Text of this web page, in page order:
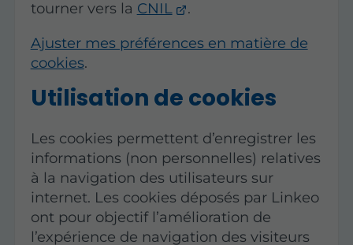
tourner vers la CNIL
.
Ajuster mes préférences en matière de
cookies.
Utilisation de cookies
Les cookies permettent d’enregistrer les
informations (non personnelles) relatives
à la navigation des utilisateurs sur
internet. Les cookies déposés par Linkeo
ont pour objectif l’amélioration de
l’expérience de navigation des visiteurs